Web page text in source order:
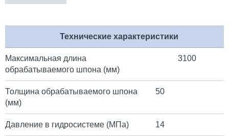
Технические характеристики
Максимальная длина
обрабатываемого шпона (мм)
3100
Толщина обрабатываемого шпона
(мм)
50
Давление в гидросистеме (МПа) 14